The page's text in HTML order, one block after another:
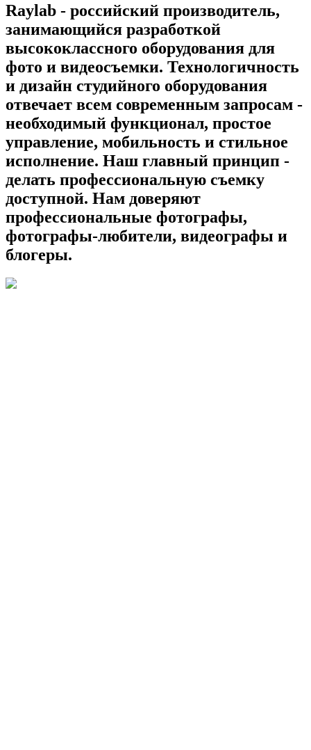
Raylab - российский производитель,
занимающийся разработкой
высококлассного оборудования для
фото и видеосъемки. Технологичность
и дизайн студийного оборудования
отвечает всем современным запросам -
необходимый функционал, простое
управление, мобильность и стильное
исполнение. Наш главный принцип -
делать профессиональную съемку
доступной. Нам доверяют
профессиональные фотографы,
фотографы-любители, видеографы и
блогеры.